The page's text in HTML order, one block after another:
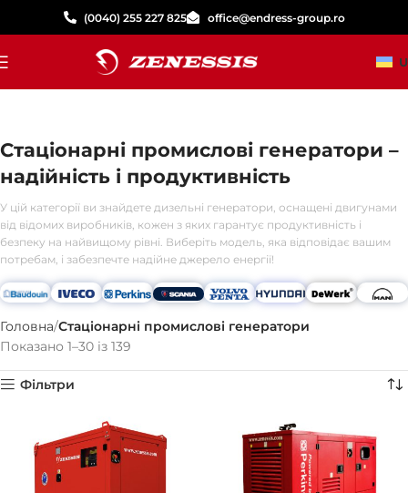
(0040) 255 227 825 office@endress-group.ro
Стаціонарні промислові генератори –
надійність і продуктивність
У цій категорії ви знайдете дизельні генератори, оснащені двигунами
від відомих виробників, кожен з яких гарантує продуктивність і
безпеку на найвищому рівні. Виберіть модель, яка відповідає вашим
потребам, і забезпечте надійне джерело енергії!
Головна Стаціонарні промислові генератори
Показано 1–30 із 139
Фільтри